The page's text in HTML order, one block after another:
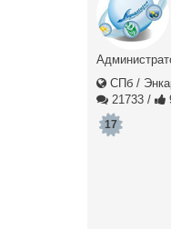
СПб /
21733 /
17